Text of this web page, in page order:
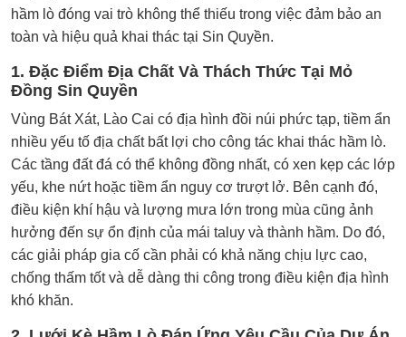
hầm lò đóng vai trò không thể thiếu trong việc đảm bảo an
toàn và hiệu quả khai thác tại Sin Quyền.
1. Đặc Điểm Địa Chất Và Thách Thức Tại Mỏ
Đồng Sin Quyền
Vùng Bát Xát, Lào Cai có địa hình đồi núi phức tạp, tiềm ẩn
nhiều yếu tố địa chất bất lợi cho công tác khai thác hầm lò.
Các tầng đất đá có thể không đồng nhất, có xen kẹp các lớp
yếu, khe nứt hoặc tiềm ẩn nguy cơ trượt lở. Bên cạnh đó,
điều kiện khí hậu và lượng mưa lớn trong mùa cũng ảnh
hưởng đến sự ổn định của mái taluy và thành hầm. Do đó,
các giải pháp gia cố cần phải có khả năng chịu lực cao,
chống thấm tốt và dễ dàng thi công trong điều kiện địa hình
khó khăn.